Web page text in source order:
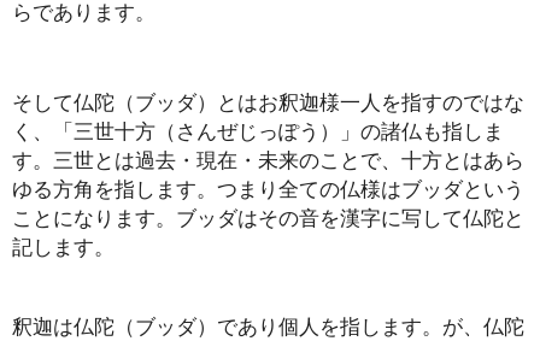
らであります。
そして仏陀（ブッダ）とはお釈迦様一人を指すのではな
く、「三世十方（さんぜじっぽう）」の諸仏も指しま
す。三世とは過去・現在・未来のことで、十方とはあら
ゆる方角を指します。つまり全ての仏様はブッダという
ことになります。ブッダはその音を漢字に写して仏陀と
記します。
釈迦は仏陀（ブッダ）であり個人を指します。が、仏陀